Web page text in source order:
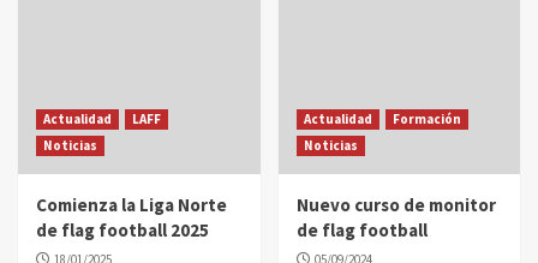
Actualidad
LAFF
Noticias
Comienza la Liga Norte
de flag football 2025
18/01/2025
Actualidad
Formación
Noticias
Nuevo curso de monitor
de flag football
05/09/2024